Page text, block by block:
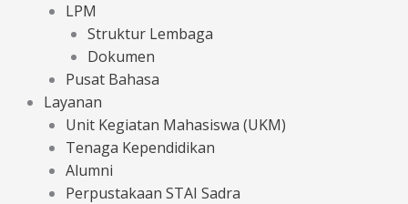
LPM
Struktur Lembaga
Dokumen
Pusat Bahasa
Layanan
Unit Kegiatan Mahasiswa (UKM)
Tenaga Kependidikan
Alumni
Perpustakaan STAI Sadra